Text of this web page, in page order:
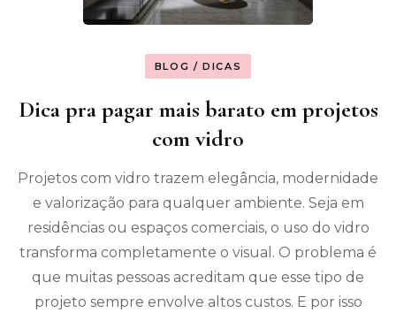
BLOG / DICAS
Dica pra pagar mais barato em projetos
com vidro
Projetos com vidro trazem elegância, modernidade
e valorização para qualquer ambiente. Seja em
residências ou espaços comerciais, o uso do vidro
transforma completamente o visual. O problema é
que muitas pessoas acreditam que esse tipo de
projeto sempre envolve altos custos. E por isso